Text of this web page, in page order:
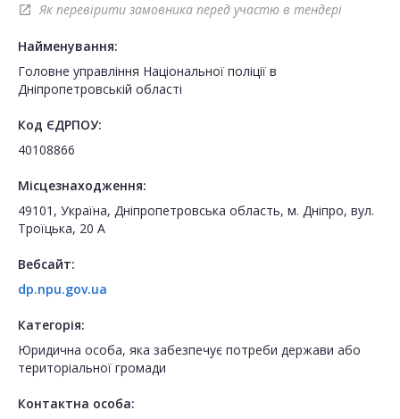
open_in_new Як перевірити замовника перед участю в тендері
Найменування:
Головне управління Національної поліції в
Дніпропетровській області
Код ЄДРПОУ:
40108866
Місцезнаходження:
49101, Україна, Дніпропетровська область, м. Дніпро, вул.
Троїцька, 20 А
Вебсайт:
dp.npu.gov.ua
Категорія:
Юридична особа, яка забезпечує потреби держави або
територіальної громади
Контактна особа: